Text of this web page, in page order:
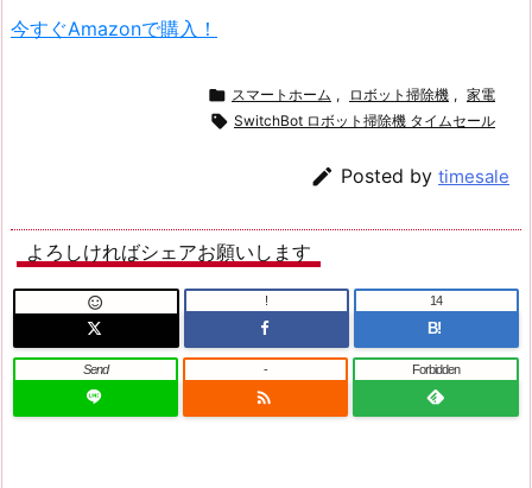
今すぐAmazonで購入！
 スマートホーム , ロボット掃除機 , 家電
 SwitchBot ロボット掃除機 タイムセール
 Posted by timesale
よろしければシェアお願いします
 !
B!
14
Send

- Forbidden